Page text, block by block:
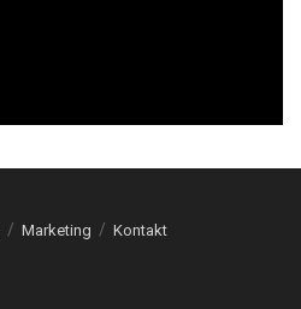
Marketing Kontakt